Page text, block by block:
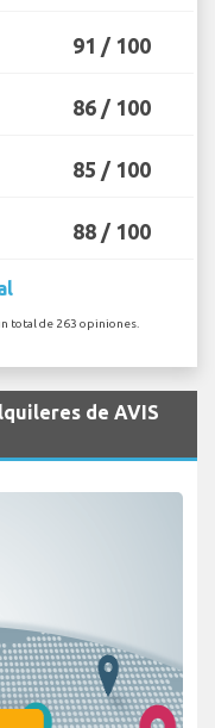
91 / 100
86 / 100
85 / 100
88 / 100
total de 263 opiniones.
de AVIS